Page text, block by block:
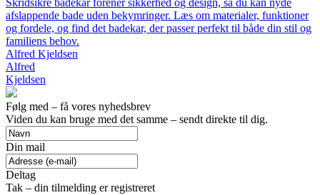
Skridsikre badekar forener sikkerhed og design, så du kan nyde
afslappende bade uden bekymringer. Læs om materialer, funktioner
og fordele, og find det badekar, der passer perfekt til både din stil og
familiens behov.
Alfred Kjeldsen
Alfred
Kjeldsen
Følg med – få vores nyhedsbrev
Viden du kan bruge med det samme – sendt direkte til dig.
Din mail
Deltag
Tak – din tilmelding er registreret